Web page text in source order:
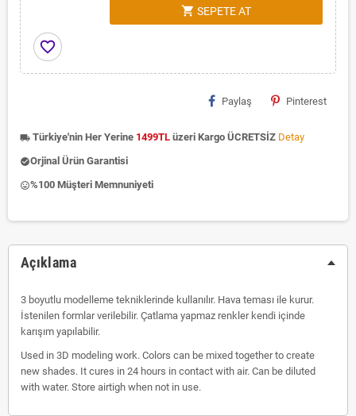
shopping_cart SEPETE AT
favorite_border
Paylaş Pinterest
local_shipping Türkiye'nin Her Yerine 1499TL üzeri Kargo ÜCRETSİZ Detay
check_circleOrjinal Ürün Garantisi
insert_emoticon%100 Müşteri Memnuniyeti
Açıklama
3 boyutlu modelleme tekniklerinde kullanılır. Hava teması ile kurur.
İstenilen formlar verilebilir. Çatlama yapmaz renkler kendi içinde
karışım yapılabilir.
Used in 3D modeling work. Colors can be mixed together to create
new shades. It cures in 24 hours in contact with air. Can be diluted
with water. Store airtigh when not in use.